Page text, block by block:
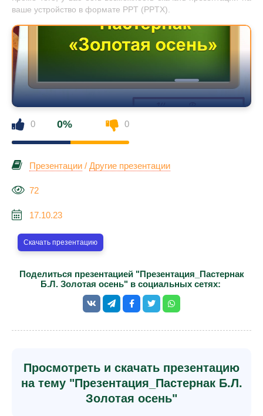
ваше устройство в формате PPT (PPTX).
0 0% 0
Презентации / Другие презентации
72
17.10.23
Скачать презентацию
Поделиться презентацией "Презентация_Пастернак
Б.Л. Золотая осень" в социальных сетях:
Просмотреть и скачать презентацию
на тему "Презентация_Пастернак Б.Л.
Золотая осень"